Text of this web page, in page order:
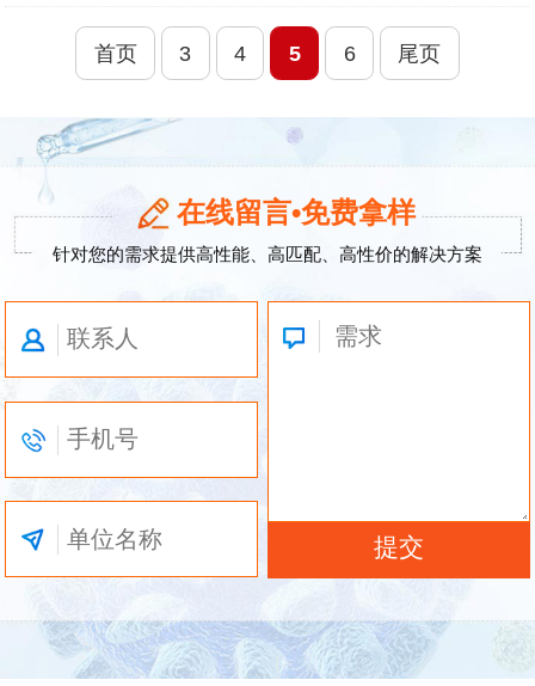
坏，缩短使用寿命。为了保护这
些材料及其产品免受腐蚀，工业
首页 3 4 5 6 尾页
在线留言•免费拿样
针对您的需求提供高性能、高匹配、高性价的解决方案